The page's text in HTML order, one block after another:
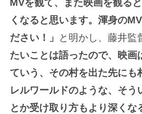
MVを観て、また映画を観る
くなると思います。渾身の
ださい！」
と明かし、藤井監
たいことは語ったので、映
ていう、その村を出た先にも
レルワールドのような、そ
とか受け取り方もより深く